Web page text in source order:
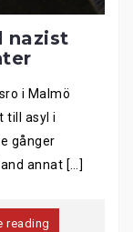
nazist
i Malmö
till asyl i
gånger
annat […]
reading